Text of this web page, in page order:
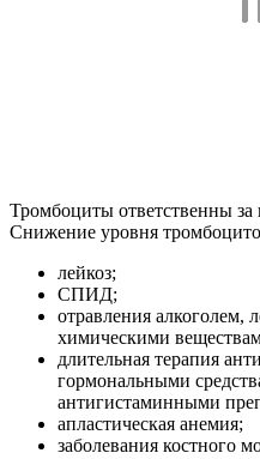
Тромбоциты ответственны
Снижение уровня
лейкоз;
СПИД;
отравления алкоголем,
химическими
длительная терапия
гормональными
антигистаминными
апластическая анемия;
заболевания костного